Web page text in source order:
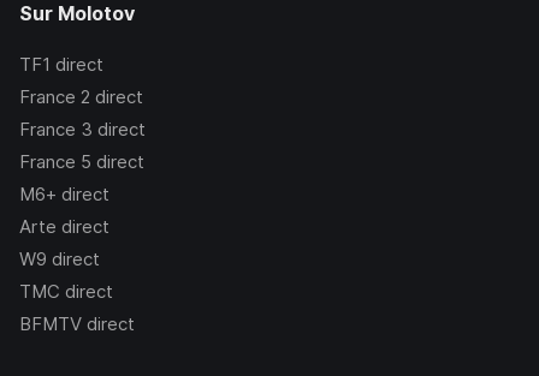
Sur Molotov
TF1 direct
France 2 direct
France 3 direct
France 5 direct
M6+ direct
Arte direct
W9 direct
TMC direct
BFMTV direct